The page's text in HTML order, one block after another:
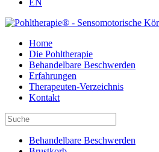
EN
Home
Die Pohltherapie
Behandelbare Beschwerden
Erfahrungen
Therapeuten-Verzeichnis
Kontakt
Behandelbare Beschwerden